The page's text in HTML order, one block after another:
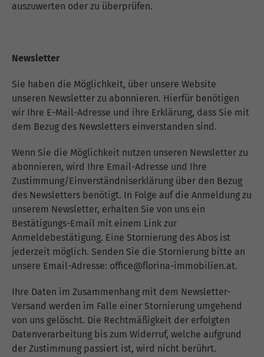
auszuwerten oder zu überprüfen.
Newsletter
Sie haben die Möglichkeit, über unsere Website
unseren Newsletter zu abonnieren. Hierfür benötigen
wir Ihre E-Mail-Adresse und ihre Erklärung, dass Sie mit
dem Bezug des Newsletters einverstanden sind.
Wenn Sie die Möglichkeit nutzen unseren Newsletter zu
abonnieren, wird Ihre Email-Adresse und Ihre
Zustimmung/Einverständniserklärung über den Bezug
des Newsletters benötigt. In Folge auf die Anmeldung zu
unserem Newsletter, erhalten Sie von uns ein
Bestätigungs-Email mit einem Link zur
Anmeldebestätigung. Eine Stornierung des Abos ist
jederzeit möglich. Senden Sie die Stornierung bitte an
unsere Email-Adresse: office@florina-immobilien.at.
Ihre Daten im Zusammenhang mit dem Newsletter-
Versand werden im Falle einer Stornierung umgehend
von uns gelöscht. Die Rechtmäßigkeit der erfolgten
Datenverarbeitung bis zum Widerruf, welche aufgrund
der Zustimmung passiert ist, wird nicht berührt.